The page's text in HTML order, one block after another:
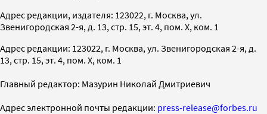
Адрес редакции, издателя: 123022, г. Москва, ул.
Звенигородская 2-я, д. 13, стр. 15, эт. 4, пом. X, ком. 1
Адрес редакции: 123022, г. Москва, ул. Звенигородская 2-я, д.
13, стр. 15, эт. 4, пом. X, ком. 1
Главный редактор: Мазурин Николай Дмитриевич
Адрес электронной почты редакции: press-release@forbes.ru